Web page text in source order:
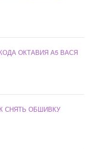
ОКТАВИЯ А5 ВАСЯ
СНЯТЬ ОБШИВКУ